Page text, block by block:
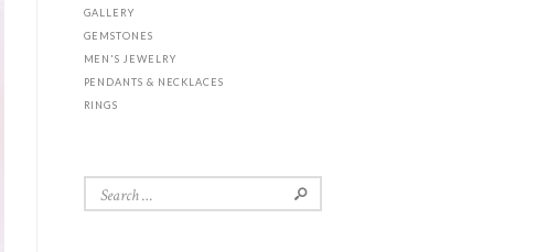
GALLERY
GEMSTONES
MEN'S JEWELRY
PENDANTS & NECKLACES
RINGS
Search
for: